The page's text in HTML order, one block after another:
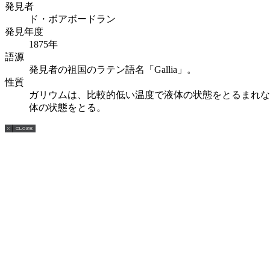
発見者
ド・ボアボードラン
発見年度
1875年
語源
発見者の祖国のラテン語名「Gallia」。
性質
ガリウムは、比較的低い温度で液体の状態をとるまれ
体の状態をとる。